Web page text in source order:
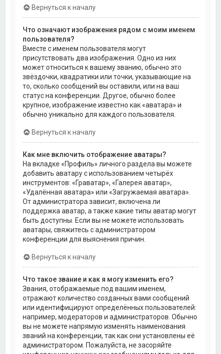
Вернуться к началу
Что означают изображения рядом с моим именем
пользователя?
Вместе с именем пользователя могут
присутствовать два изображения. Одно из них
может относиться к вашему званию, обычно это
звёздочки, квадратики или точки, указывающие на
то, сколько сообщений вы оставили, или на ваш
статус на конференции. Другое, обычно более
крупное, изображение известно как «аватара» и
обычно уникально для каждого пользователя.
Вернуться к началу
Как мне включить отображение аватары?
На вкладке «Профиль» личного раздела вы можете
добавить аватару с использованием четырёх
инструментов: «Граватар», «Галерея аватар»,
«Удалённая аватара» или «Загружаемая аватара».
От администратора зависит, включена ли
поддержка аватар, а также какие типы аватар могут
быть доступны. Если вы не можете использовать
аватары, свяжитесь с администратором
конференции для выяснения причин.
Вернуться к началу
Что такое звание и как я могу изменить его?
Звания, отображаемые под вашим именем,
отражают количество созданных вами сообщений
или идентифицируют определённых пользователей:
например, модераторов и администраторов. Обычно
вы не можете напрямую изменять наименования
званий на конференции, так как они установлены её
администратором. Пожалуйста, не засоряйте